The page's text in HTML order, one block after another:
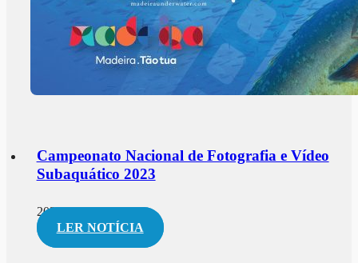
Campeonato Nacional de Fotografia e Vídeo
Subaquático 2023
2023-03-07
LER NOTÍCIA